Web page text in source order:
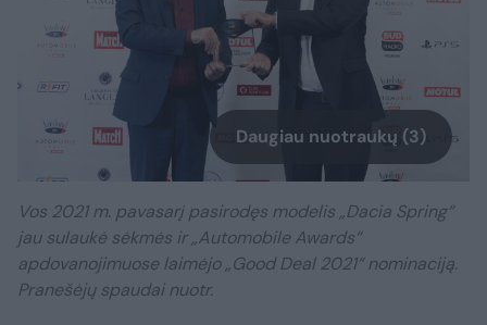
Daugiau nuotraukų (3)
Vos 2021 m. pavasarį pasirodęs modelis „Dacia Spring“
jau sulaukė sėkmės ir „Automobile Awards“
apdovanojimuose laimėjo „Good Deal 2021“ nominaciją.
Pranešėjų spaudai nuotr.